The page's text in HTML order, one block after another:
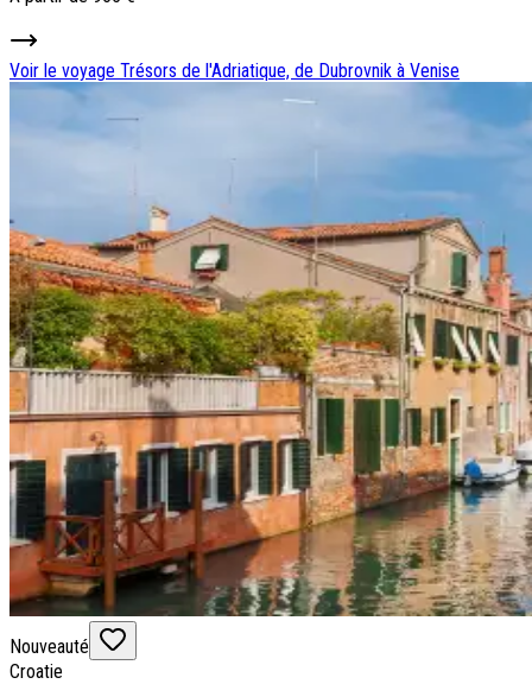
Voir le voyage Trésors de l'Adriatique, de Dubrovnik à Venise
Nouveauté
Croatie